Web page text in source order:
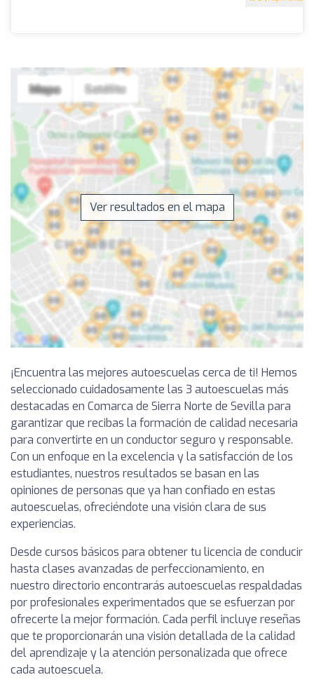
Ver resultados en el mapa
¡Encuentra las mejores autoescuelas cerca de ti! Hemos
seleccionado cuidadosamente las 3 autoescuelas más
destacadas en Comarca de Sierra Norte de Sevilla para
garantizar que recibas la formación de calidad necesaria
para convertirte en un conductor seguro y responsable.
Con un enfoque en la excelencia y la satisfacción de los
estudiantes, nuestros resultados se basan en las
opiniones de personas que ya han confiado en estas
autoescuelas, ofreciéndote una visión clara de sus
experiencias.
Desde cursos básicos para obtener tu licencia de conducir
hasta clases avanzadas de perfeccionamiento, en
nuestro directorio encontrarás autoescuelas respaldadas
por profesionales experimentados que se esfuerzan por
ofrecerte la mejor formación. Cada perfil incluye reseñas
que te proporcionarán una visión detallada de la calidad
del aprendizaje y la atención personalizada que ofrece
cada autoescuela.